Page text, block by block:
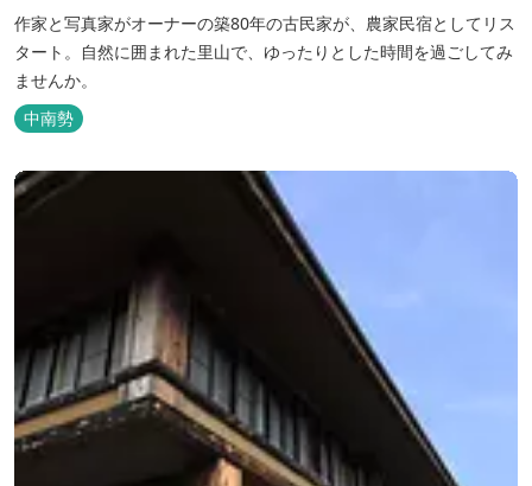
作家と写真家がオーナーの築80年の古民家が、農家民宿としてリス
タート。自然に囲まれた里山で、ゆったりとした時間を過ごしてみ
ませんか。
中南勢